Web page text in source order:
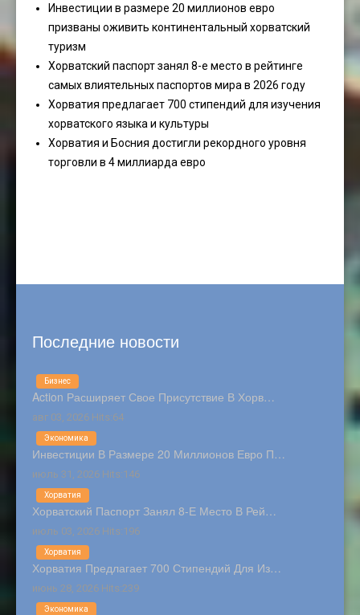
Инвестиции в размере 20 миллионов евро
призваны оживить континентальный хорватский
туризм
Хорватский паспорт занял 8-е место в рейтинге
самых влиятельных паспортов мира в 2026 году
Хорватия предлагает 700 стипендий для изучения
хорватского языка и культуры
Хорватия и Босния достигли рекордного уровня
торговли в 4 миллиарда евро
Последние новости
Action Расширяет Свое Присутствие В Хорв…
авг 03, 2026 Hits:64
Бизнес
Инвестиции В Размере 20 Миллионов Евро П…
июль 31, 2026 Hits:146
Экономика
Хорватский Паспорт Занял 8-Е Место В Рей…
июль 03, 2026 Hits:196
Хорватия
Хорватия Предлагает 700 Стипендий Для Из…
июнь 28, 2026 Hits:239
Хорватия
Экономика